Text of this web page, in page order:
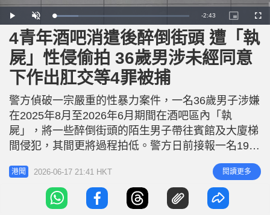
P
l
y
U
n
m
u
t
L
o
a
d
e
d
:
1
8
.
2
R
e
m
n
n
-2:43
P
i
u
r
e
i
c
t
F
u
s
4青年酒吧消遣後醉倒街頭 遭「執
屍」性侵偷拍 36歲男涉未經同意
下作出肛交等4罪被捕
警方偵破一宗嚴重的性暴力案件，一名36歲男子涉嫌
在2025年8月至2026年6月期間在酒吧區內「執
屍」，將一些醉倒街頭的陌生男子帶往賓館及大廈梯
間侵犯，其間更將過程拍低。警方日前接報一名19歲
青年報案，其後翻查閉路電視，並以涉嫌「未經同意
下作出肛交」等4宗罪拘捕涉案男子。警方在被捕男
子手機中發現數段影片，顯示有4名男子受害，年齡
介乎19至23歲。 一名19歲本地青年於6月13日凌晨
港聞 2026-06-17 21:41 HKT 閱讀更多